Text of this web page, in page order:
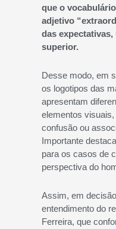
que o
adjetivo
das
superior.
Desse modo, em
os logotipos das
apresentam
elementos
confusão ou
Importante
para os casos de
perspectiva do
Assim, em
entendimento do
Ferreira, que